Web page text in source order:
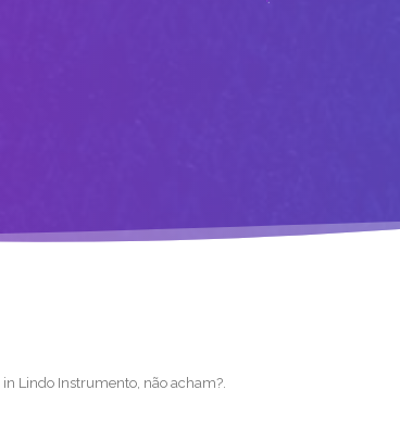
in Lindo Instrumento, não acham?.